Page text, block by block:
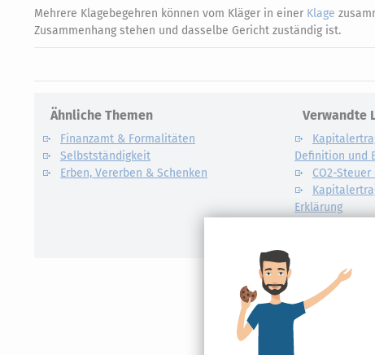
Mehrere Klagebegehren können vom Kläger in einer Klage
Zusammenhang stehen und dasselbe Gericht zuständig ist.
Ähnliche Themen
Finanzamt & Formalitäten
Selbstständigkeit
Erben, Vererben & Schenken
Verwandte
Definition und
CO2-
Erklärung